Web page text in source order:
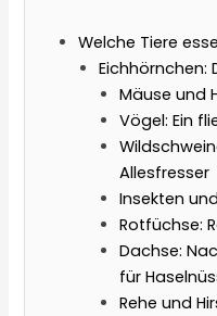
Welche Tiere
Eichhörnchen:
Mäuse und
Vögel: Ein
Allesfresser
Insekten
Rotfüchse:
Dachse:
für
Rehe und